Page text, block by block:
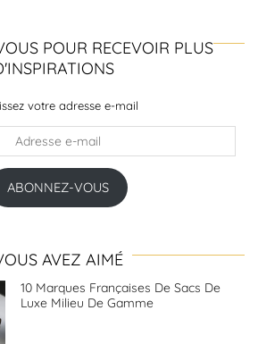
POUR RECEVOIR PLUS
votre adresse e-mail
ABONNEZ-VOUS
AVEZ AIMÉ
10 Marques Françaises De Sacs De
Luxe Milieu De Gamme